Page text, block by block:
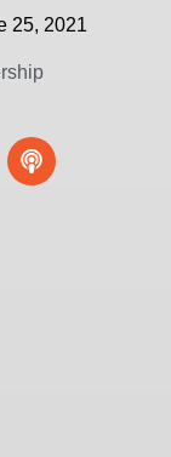
25, 2021
Podcast